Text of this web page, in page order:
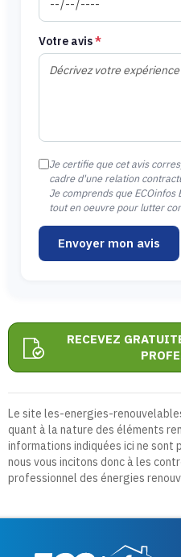
Votre avis*
Je certifie que cet avis
cadre d'une relation
Je comprends que
tout en oeuvre pour lutter
Envoyer mon avis
RECEVEZ
Le site les-energies-
quant à la nature des éléments
informations indiquées ici ne sont
nous vous incitons donc à les
professionnel des énergies